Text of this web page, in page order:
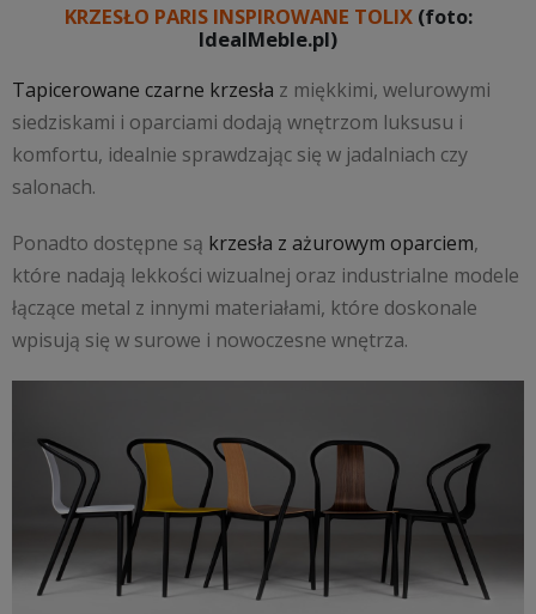
KRZESŁO PARIS INSPIROWANE TOLIX(foto:
IdealMeble.pl)
Tapicerowane czarne krzesła z miękkimi, welurowymi
siedziskami i oparciami dodają wnętrzom luksusu i
komfortu, idealnie sprawdzając się w jadalniach czy
salonach.
Ponadto dostępne są krzesła z ażurowym oparciem,
które nadają lekkości wizualnej oraz industrialne modele
łączące metal z innymi materiałami, które doskonale
wpisują się w surowe i nowoczesne wnętrza.